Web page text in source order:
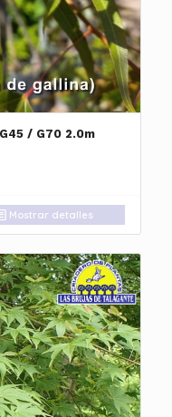
/ G70 2.0m
Mostrar detalles